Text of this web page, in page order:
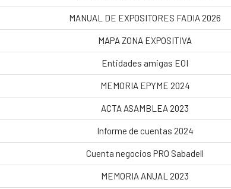
MANUAL DE EXPOSITORES FADIA 2026
MAPA ZONA EXPOSITIVA
Entidades amigas EOI
MEMORIA EPYME 2024
ACTA ASAMBLEA 2023
Informe de cuentas 2024
Cuenta negocios PRO Sabadell
MEMORIA ANUAL 2023